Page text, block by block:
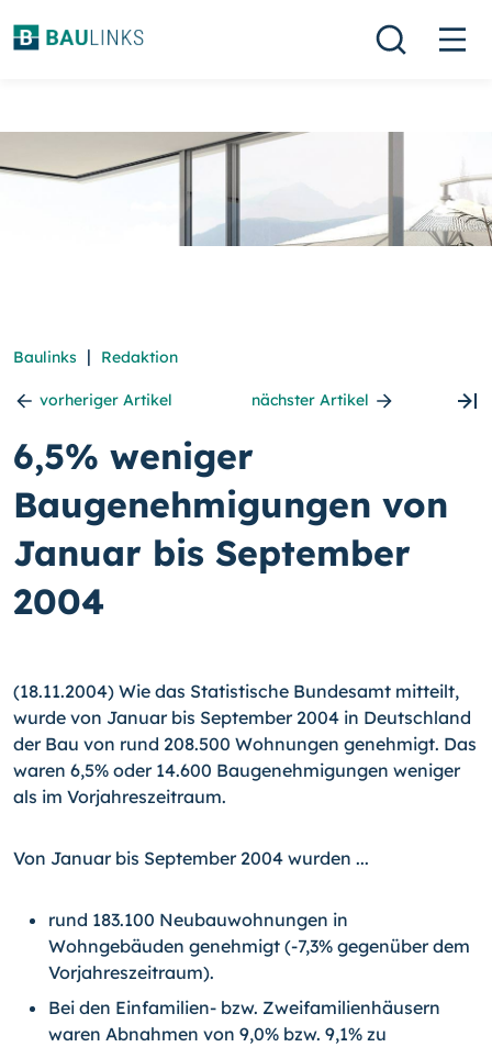
Baulinks | Redaktion
vorheriger Artikel nächster Artikel
6,5% weniger
Baugenehmigungen von
Januar bis September
2004
(18.11.2004) Wie das Statistische Bundesamt mitteilt,
wurde von Januar bis September 2004 in Deutschland
der Bau von rund 208.500 Wohnungen genehmigt. Das
waren 6,5% oder 14.600 Baugenehmigungen weniger
als im Vorjahreszeitraum.
Von Januar bis September 2004 wurden ...
rund 183.100 Neubauwohnungen in
Wohngebäuden genehmigt (-7,3% gegenüber dem
Vorjahreszeitraum).
Bei den Einfamilien- bzw. Zweifamilienhäusern
waren Abnahmen von 9,0% bzw. 9,1% zu